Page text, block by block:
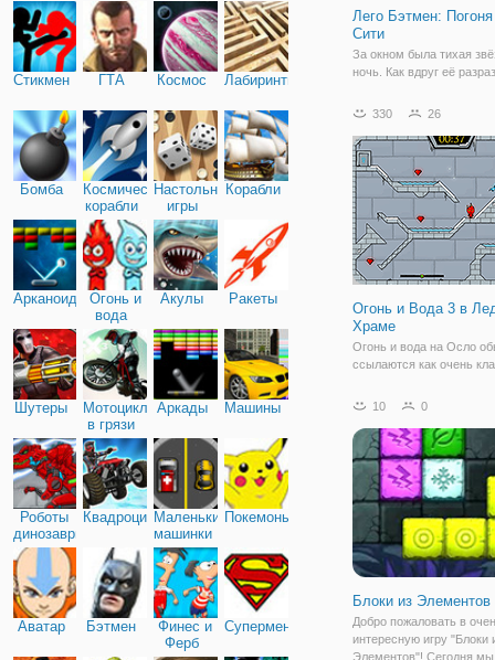
Стикмен ГТА Космос Лабиринты
Бомба
Космические
корабли
Настольные
игры
Корабли
Арканоид
Огонь и
вода
Акулы Ракеты
Шутеры
Мотоциклы
в грязи
Аркады Машины
Роботы
динозавры
КвадроциклыМаленькие
машинки
Покемоны
Аватар Бэтмен
Финес и
Ферб
Супермен
Лего Бэтмен:
Сити
За окном была тихая
ночь. Как вдруг её
главе с Джокером
снова находиться в
бандитов, которые
330 26
Огонь и Вода 3 в
Храме
Огонь и вода на Осло
ссылаются как очень
много опасностей
выполнить много задач,
получить эти отважные
выходу
10 0
Блоки из Элементов
Добро пожаловать в
интересную игру "Блоки
Элементов"! Сегодня